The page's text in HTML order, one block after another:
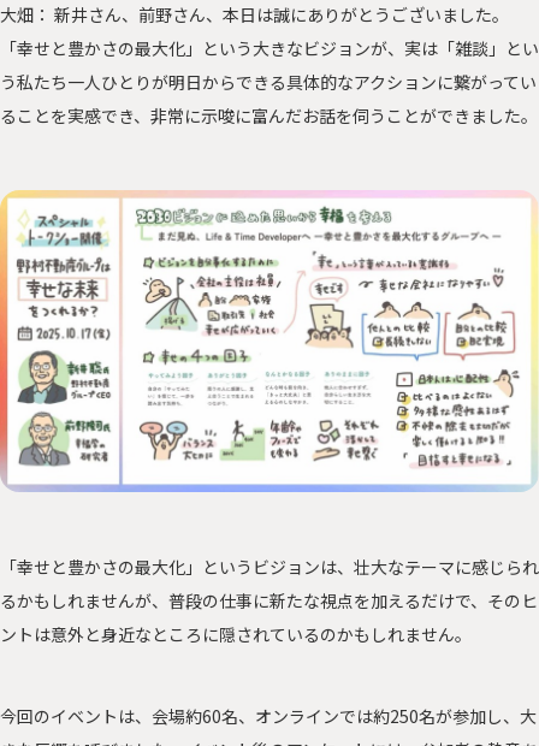
大畑： 新井さん、前野さん、本日は誠にありがとうございました。
「幸せと豊かさの最大化」という大きなビジョンが、実は「雑談」とい
う私たち一人ひとりが明日からできる具体的なアクションに繋がってい
ることを実感でき、非常に示唆に富んだお話を伺うことができました。
「幸せと豊かさの最大化」というビジョンは、壮大なテーマに感じられ
るかもしれませんが、普段の仕事に新たな視点を加えるだけで、そのヒ
ントは意外と身近なところに隠されているのかもしれません。
今回のイベントは、会場約60名、オンラインでは約250名が参加し、大